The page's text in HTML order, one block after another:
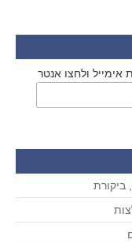
אימייל ולחצו אנטר
ביקורת